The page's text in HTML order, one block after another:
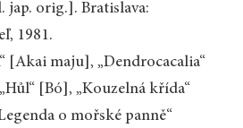
jap. orig.]. Bratislava:
1981.
[Akai maju], „Dendrocacalia“
[Bó], „Kouzelná křída“
o mořské panně“